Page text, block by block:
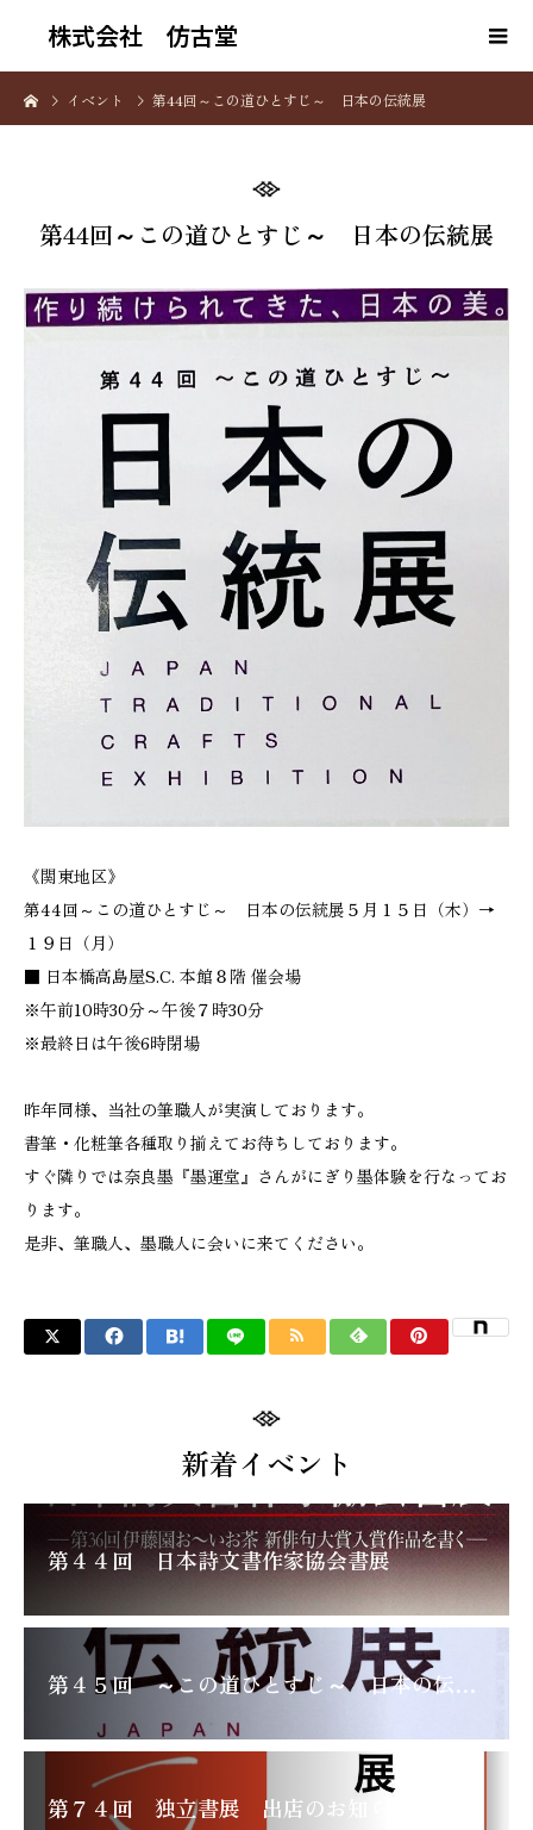
株式会社 仿古堂
イベント 第44回～この道ひとすじ～ 日本の伝統展
第44回～この道ひとすじ～ 日本の伝統展
《関東地区》
第44回～この道ひとすじ～ 日本の伝統展５月１５日（木）→
１９日（月）
■ 日本橋高島屋S.C. 本館８階 催会場
※午前10時30分～午後７時30分
※最終日は午後6時閉場
昨年同様、当社の筆職人が実演しております。
書筆・化粧筆各種取り揃えてお待ちしております。
すぐ隣りでは奈良墨『墨運堂』さんがにぎり墨体験を行なってお
ります。
是非、筆職人、墨職人に会いに来てください。
新着イベント
第４４回 日本詩文書作家協会書展
第４５回 ～この道ひとすじ～ 日本の伝統展
第７４回 独立書展 出店のお知らせ